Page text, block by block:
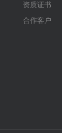
资质证书
合作客户